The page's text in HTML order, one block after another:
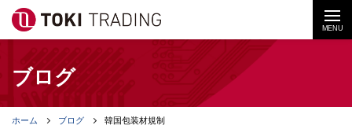
MENU
ブログ
ホーム ブログ 韓国包装材規制